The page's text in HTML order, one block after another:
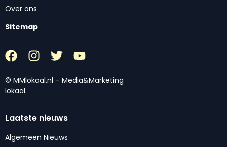
Over ons
Sitemap
© MMlokaal.nl – Media&Marketing
lokaal
Laatste nieuws
Algemeen Nieuws